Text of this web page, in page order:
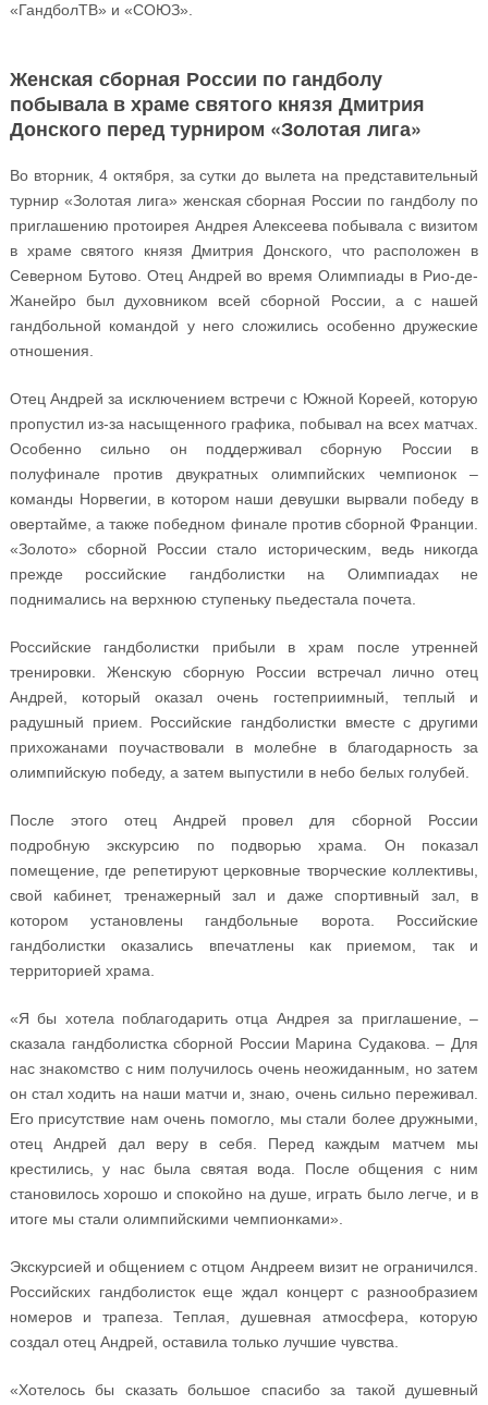
«ГандболТВ» и «СОЮЗ».
Женская сборная России по гандболу
побывала в храме святого князя Дмитрия
Донского перед турниром «Золотая лига»
Во вторник, 4 октября, за сутки до вылета на представительный
турнир «Золотая лига» женская сборная России по гандболу по
приглашению протоирея Андрея Алексеева побывала с визитом
в храме святого князя Дмитрия Донского, что расположен в
Северном Бутово. Отец Андрей во время Олимпиады в Рио-де-
Жанейро был духовником всей сборной России, а с нашей
гандбольной командой у него сложились особенно дружеские
отношения.
Отец Андрей за исключением встречи с Южной Кореей, которую
пропустил из-за насыщенного графика, побывал на всех матчах.
Особенно сильно он поддерживал сборную России в
полуфинале против двукратных олимпийских чемпионок –
команды Норвегии, в котором наши девушки вырвали победу в
овертайме, а также победном финале против сборной Франции.
«Золото» сборной России стало историческим, ведь никогда
прежде российские гандболистки на Олимпиадах не
поднимались на верхнюю ступеньку пьедестала почета.
Российские гандболистки прибыли в храм после утренней
тренировки. Женскую сборную России встречал лично отец
Андрей, который оказал очень гостеприимный, теплый и
радушный прием. Российские гандболистки вместе с другими
прихожанами поучаствовали в молебне в благодарность за
олимпийскую победу, а затем выпустили в небо белых голубей.
После этого отец Андрей провел для сборной России
подробную экскурсию по подворью храма. Он показал
помещение, где репетируют церковные творческие коллективы,
свой кабинет, тренажерный зал и даже спортивный зал, в
котором установлены гандбольные ворота. Российские
гандболистки оказались впечатлены как приемом, так и
территорией храма.
«Я бы хотела поблагодарить отца Андрея за приглашение, –
сказала гандболистка сборной России Марина Судакова. – Для
нас знакомство с ним получилось очень неожиданным, но затем
он стал ходить на наши матчи и, знаю, очень сильно переживал.
Его присутствие нам очень помогло, мы стали более дружными,
отец Андрей дал веру в себя. Перед каждым матчем мы
крестились, у нас была святая вода. После общения с ним
становилось хорошо и спокойно на душе, играть было легче, и в
итоге мы стали олимпийскими чемпионками».
Экскурсией и общением с отцом Андреем визит не ограничился.
Российских гандболисток еще ждал концерт с разнообразием
номеров и трапеза. Теплая, душевная атмосфера, которую
создал отец Андрей, оставила только лучшие чувства.
«Хотелось бы сказать большое спасибо за такой душевный